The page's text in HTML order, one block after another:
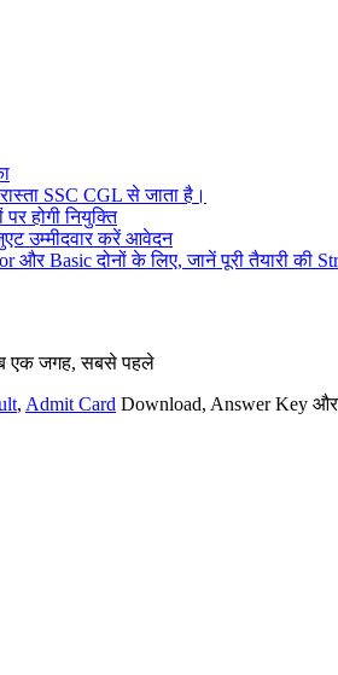
SSC CGL से जाता है।
होगी नियुक्ति
उम्मीदवार करें आवेदन
Basic दोनों के लिए, जानें पूरी तैयारी की
एक जगह, सबसे पहले
, Admit Card Download, Answer Key